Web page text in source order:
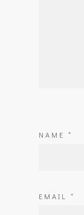
NAME *
EMAIL *